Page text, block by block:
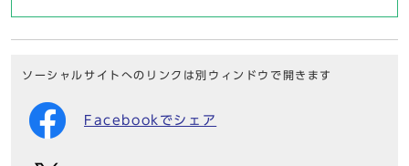
ソーシャルサイトへのリンクは別ウィンドウで開きます
Facebookでシェア